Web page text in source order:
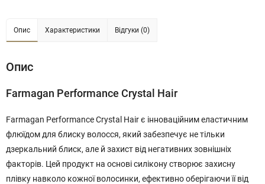
Опис Характеристики Відгуки (0)
Опис
Farmagan Performance Crystal Hair
Farmagan Performance Crystal Hair є інноваційним еластичним
флюїдом для блиску волосся, який забезпечує не тільки
дзеркальний блиск, але й захист від негативних зовнішніх
факторів. Цей продукт на основі силікону створює захисну
плівку навколо кожної волосинки, ефективно оберігаючи її від